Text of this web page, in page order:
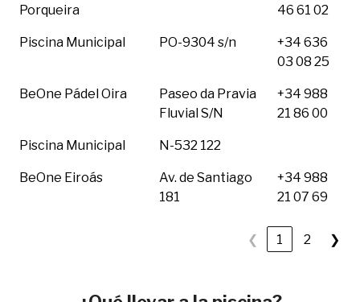
Porqueira
46 61 02
Piscina Municipal PO-9304 s/n
+34 636
03 08 25
BeOne Pádel Oira
Paseo da Pravia
Fluvial S/N
+34 988
21 86 00
Piscina Municipal N-532 122
BeOne Eiroás
Av. de Santiago
181
+34 988
21 07 69
❮ 1 2 ❯